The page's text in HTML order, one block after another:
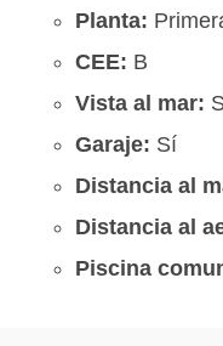
Planta:
CEE: B
Vista al mar:
Garaje: Sí
Distancia al
Distancia al
Piscina